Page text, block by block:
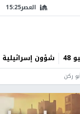
العصر15:25
شؤون إسرائيلية
ركن